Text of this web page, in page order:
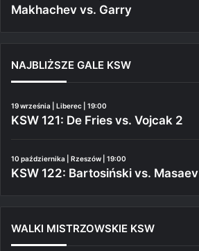
Makhachev vs. Garry
NAJBLIŻSZE GALE KSW
19 września | Liberec | 19:00
KSW 121: De Fries vs. Vojcak 2
10 października | Rzeszów | 19:00
KSW 122: Bartosiński vs. Masaev
WALKI MISTRZOWSKIE KSW